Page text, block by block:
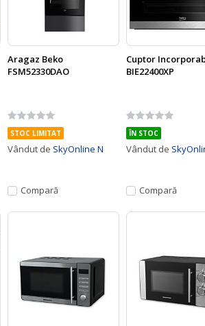
Aragaz Beko
FSM52330DAO
Rating:
0%
STOC LIMITAT
Vândut de SkyOnline N
Compară
Cuptor
BIE22400XP
Rating:
0%
ÎN STOC
Vândut de
Compară